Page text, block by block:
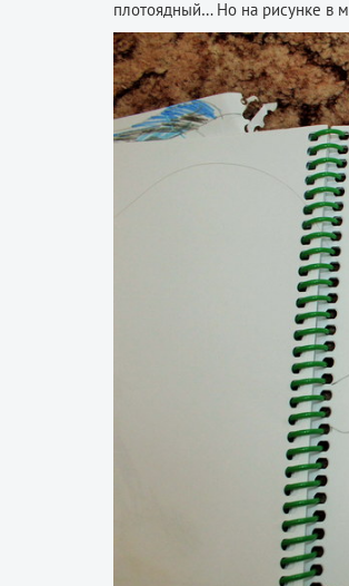
плотоядный… Но на рисунке в